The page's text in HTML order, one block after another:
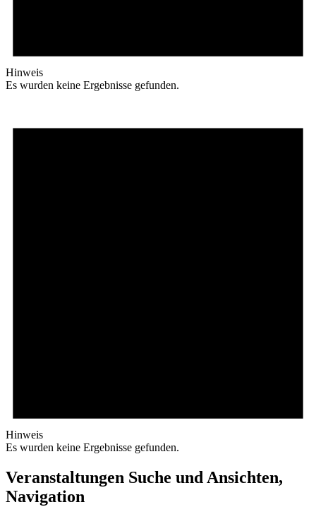
Hinweis
Es wurden keine Ergebnisse gefunden.
Hinweis
Es wurden keine Ergebnisse gefunden.
Veranstaltungen Suche und Ansichten,
Navigation